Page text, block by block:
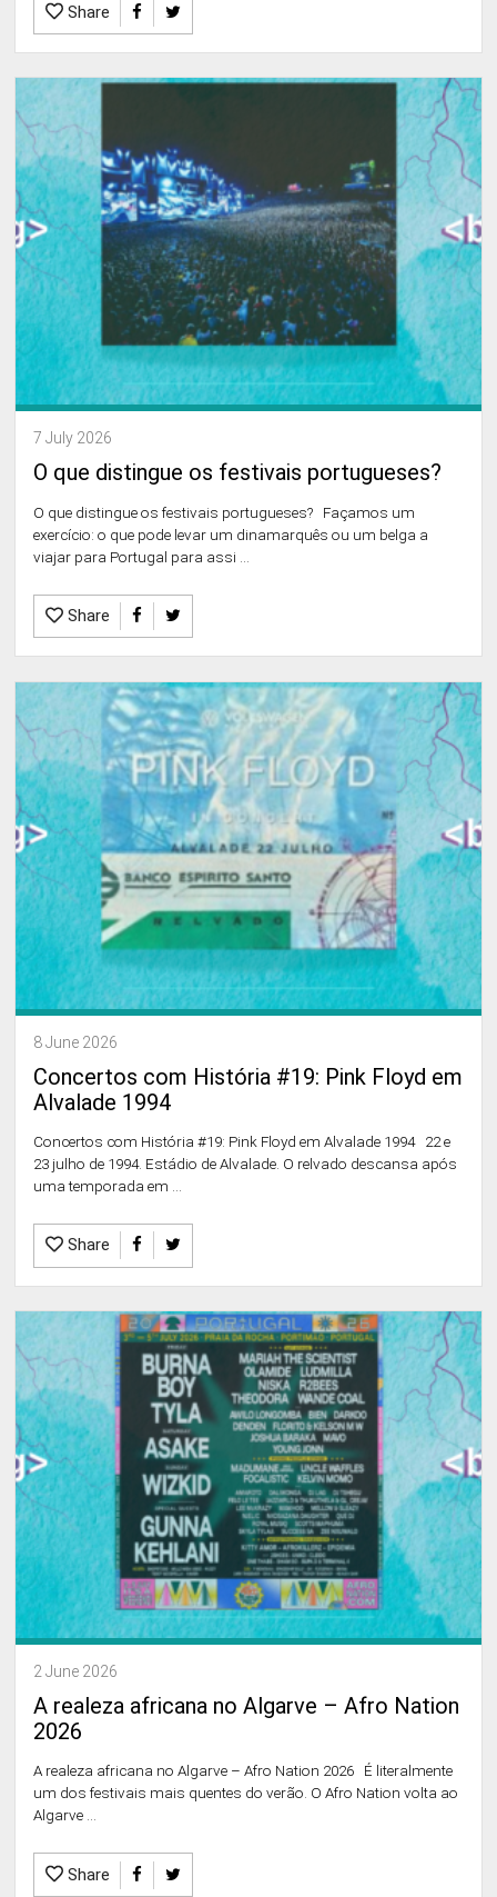
Share
7 July 2026
O que distingue os festivais portugueses?
O que distingue os festivais portugueses? Façamos um
exercício: o que pode levar um dinamarquês ou um belga a
viajar para Portugal para assi ...
Share
8 June 2026
Concertos com História #19: Pink Floyd em
Alvalade 1994
Concertos com História #19: Pink Floyd em Alvalade 1994 22 e
23 julho de 1994. Estádio de Alvalade. O relvado descansa após
uma temporada em ...
Share
2 June 2026
A realeza africana no Algarve – Afro Nation
2026
A realeza africana no Algarve – Afro Nation 2026 É literalmente
um dos festivais mais quentes do verão. O Afro Nation volta ao
Algarve ...
Share